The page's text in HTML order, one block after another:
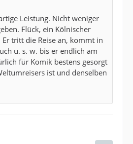
Leistung. Nicht weniger
Flück, ein Kölnischer
tritt die Reise an, kommt in
u. s. w. bis er endlich am
für Komik bestens gesorgt
ist und denselben